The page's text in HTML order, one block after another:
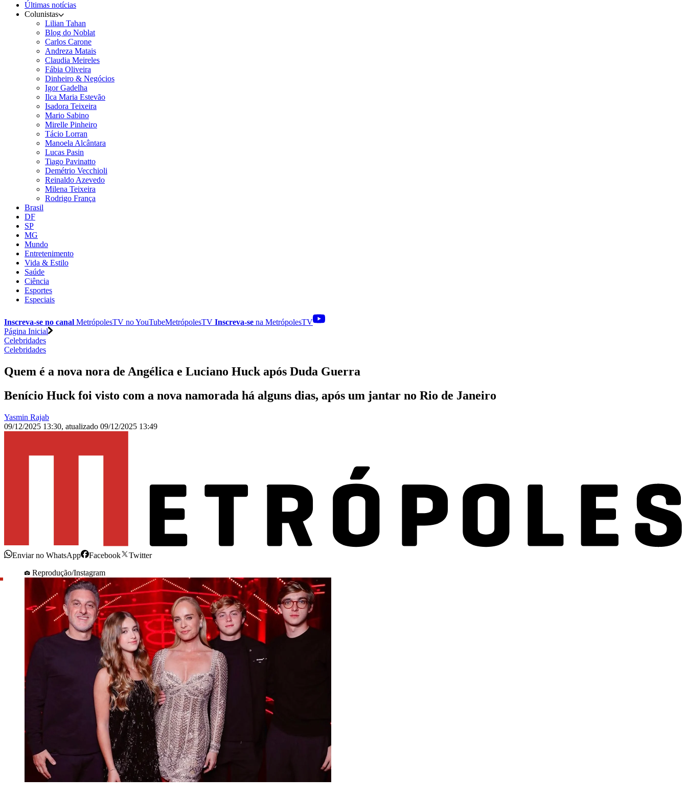
Últimas notícias
Colunistas
Lilian Tahan
Blog do Noblat
Carlos Carone
Andreza Matais
Claudia Meireles
Fábia Oliveira
Dinheiro & Negócios
Igor Gadelha
Ilca Maria Estevão
Isadora Teixeira
Mario Sabino
Mirelle Pinheiro
Tácio Lorran
Manoela Alcântara
Lucas Pasin
Tiago Pavinatto
Demétrio Vecchioli
Reinaldo Azevedo
Milena Teixeira
Rodrigo França
Brasil
DF
SP
MG
Mundo
Entretenimento
Vida & Estilo
Saúde
Ciência
Esportes
Especiais
Inscreva-se no canal MetrópolesTV noYouTubeMetrópolesTV Inscreva-se na MetrópolesTV
Página Inicial
Celebridades
Celebridades
Quem é a nova nora de Angélica e Luciano Huck após Duda Guerra
Benício Huck foi visto com a nova namorada há alguns dias, após um jantar no Rio de Janeiro
Yasmin Rajab
09/12/2025 13:30, atualizado 09/12/2025 13:49
Enviar no WhatsApp Facebook
Twitter
Reprodução/Instagram